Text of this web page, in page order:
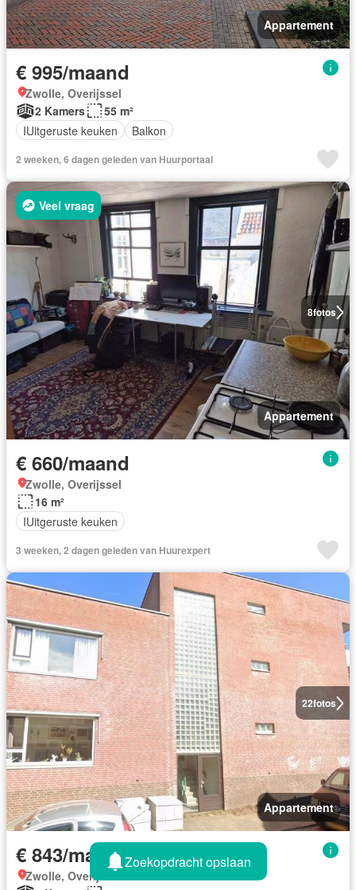
Appartement
€ 995/maand
Zwolle, Overijssel
2 Kamers
55 m²
IUitgeruste keuken
Balkon
2 weeken, 6 dagen geleden van Huurportaal
8fotos
Veel vraag
Appartement
€ 660/maand
Zwolle, Overijssel
16 m²
IUitgeruste keuken
3 weeken, 2 dagen geleden van Huurexpert
22fotos
Appartement
€ 843/maand
Zwolle, Overijssel
Zoekopdracht opslaan